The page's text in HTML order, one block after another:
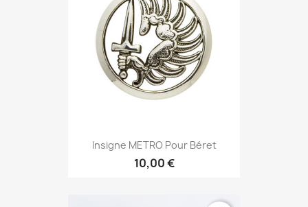
Insigne METRO Pour Béret
10,00 €